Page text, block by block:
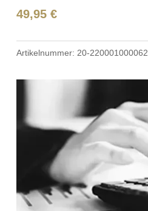
49,95€
Artikelnummer: 20-220001000062